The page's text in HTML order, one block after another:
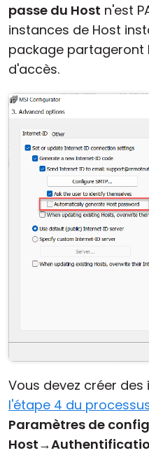
passe du Host n'est
instances de Host
package partageront
d'accès.
Vous devez créer
l'étape 4 du
Paramètres de
Host→